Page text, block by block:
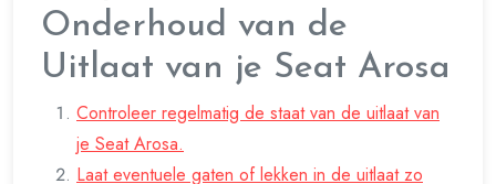
Onderhoud van de
Uitlaat van je Seat Arosa
Controleer regelmatig de staat van de uitlaat van
je Seat Arosa.
Laat eventuele gaten of lekken in de uitlaat zo